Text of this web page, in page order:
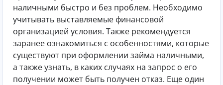
наличными быстро и без проблем. Необходимо
учитывать выставляемые финансовой
организацией условия. Также рекомендуется
заранее ознакомиться с особенностями, которые
существуют при оформлении займа наличными,
а также узнать, в каких случаях на запрос о его
получении может быть получен отказ. Еще один